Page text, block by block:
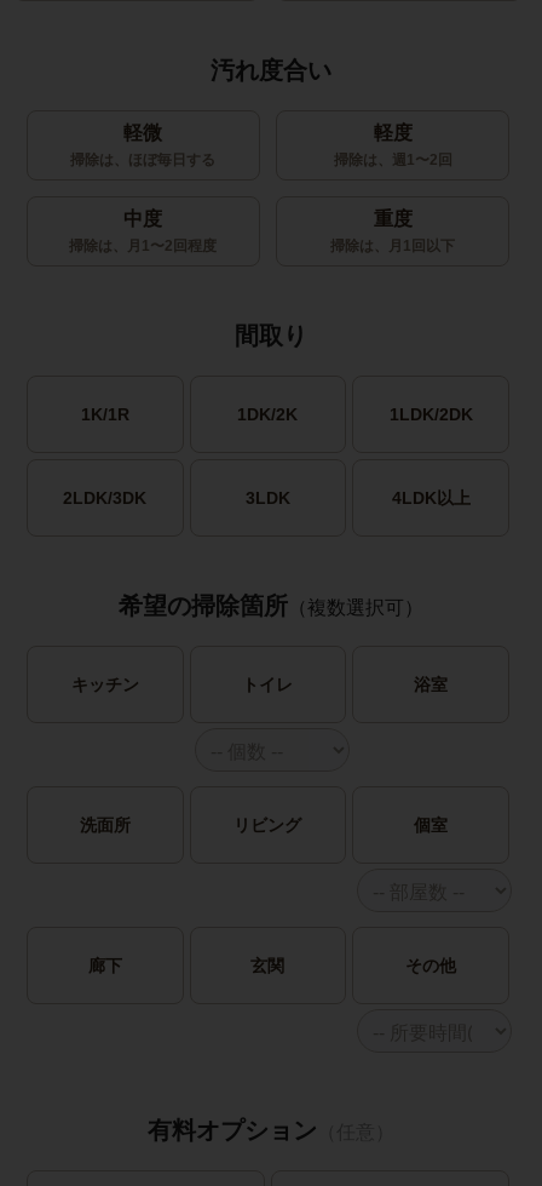
汚れ度合い
軽微
掃除は、ほぼ毎日する
軽度
掃除は、週1〜2回
中度
掃除は、月1〜2回程度
重度
掃除は、月1回以下
間取り
1K/1R 1DK/2K 1LDK/2DK
2LDK/3DK 3LDK 4LDK以上
希望の掃除箇所 （複数選択可）
キッチン トイレ 浴室
洗面所 リビング 個室
廊下 玄関 その他
有料オプション